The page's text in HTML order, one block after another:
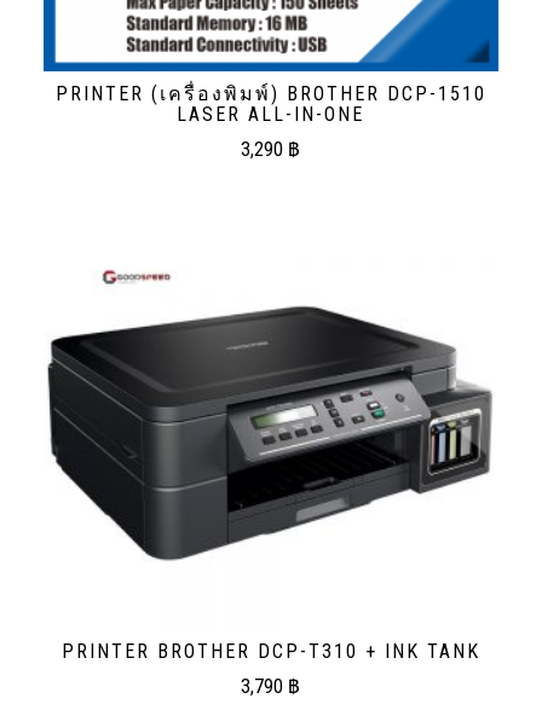
PRINTER (เครื่องพิมพ์) BROTHER DCP-1510
LASER ALL-IN-ONE
3,290 ฿
PRINTER BROTHER DCP-T310 + INK TANK
3,790 ฿